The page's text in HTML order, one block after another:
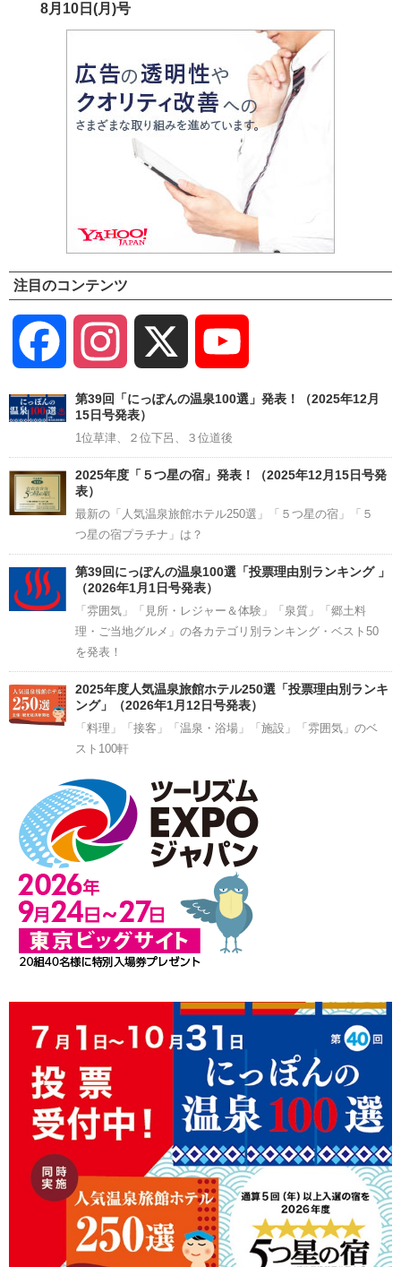
8月10日(月)号
注目のコンテンツ
Facebook Instagram
Channel
第39回「にっぽんの温泉100選」発表！（2025年12月
15日号発表）
1位草津、２位下呂、３位道後
2025年度「５つ星の宿」発表！（2025年12月15日号発
表）
最新の「人気温泉旅館ホテル250選」「５つ星の宿」「５
つ星の宿プラチナ」は？
第39回にっぽんの温泉100選「投票理由別ランキング 」
（2026年1月1日号発表）
「雰囲気」「見所・レジャー＆体験」「泉質」「郷土料
理・ご当地グルメ」の各カテゴリ別ランキング・ベスト50
を発表！
2025年度人気温泉旅館ホテル250選「投票理由別ランキ
ング」（2026年1月12日号発表）
「料理」「接客」「温泉・浴場」「施設」「雰囲気」のベ
スト100軒